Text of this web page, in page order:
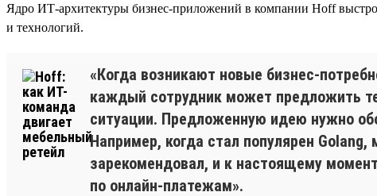
Ядро ИТ-архитектуры бизнес-приложений в компании Hoff
и технологий.
«Когда возникают новые бизнес-
каждый сотрудник может предложить
ситуации. Предложенную идею нужно
Например, когда стал популярен
зарекомендовал, и к настоящему
по онлайн-платежам».